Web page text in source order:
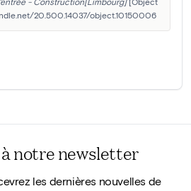
20.500.14037/object.10150006
notre newsletter
les dernières nouvelles de